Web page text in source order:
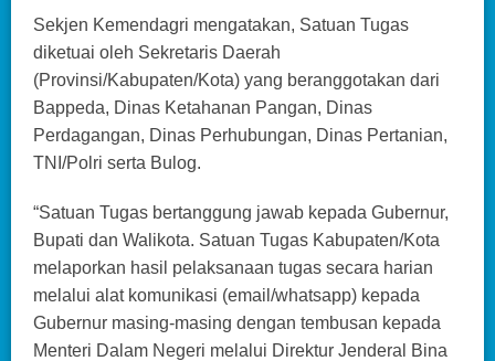
Sekjen Kemendagri mengatakan, Satuan Tugas
diketuai oleh Sekretaris Daerah
(Provinsi/Kabupaten/Kota) yang beranggotakan dari
Bappeda, Dinas Ketahanan Pangan, Dinas
Perdagangan, Dinas Perhubungan, Dinas Pertanian,
TNI/Polri serta Bulog.
“Satuan Tugas bertanggung jawab kepada Gubernur,
Bupati dan Walikota. Satuan Tugas Kabupaten/Kota
melaporkan hasil pelaksanaan tugas secara harian
melalui alat komunikasi (email/whatsapp) kepada
Gubernur masing-masing dengan tembusan kepada
Menteri Dalam Negeri melalui Direktur Jenderal Bina